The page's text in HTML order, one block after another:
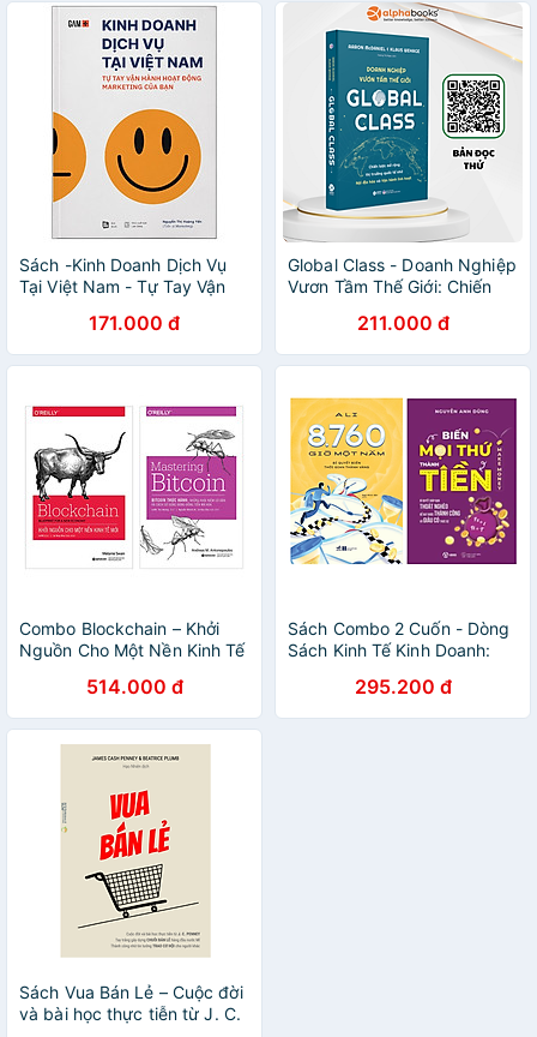
Sách -Kinh Doanh Dịch Vụ
Tại Việt Nam - Tự Tay Vận
171.000 đ
Global Class - Doanh Nghiệp
Vươn Tầm Thế Giới: Chiến
Quốc Tế Nhờ Nội Địa Hóa Và
Vận Hành Linh Hoạt
211.000 đ
Combo Blockchain – Khởi
Nguồn Cho Một Nền Kinh Tế
Những Khái Niệm Cơ Bản Và
Cách Sử Dụng Đúng Đồng
Tiền Mã Hóa
514.000 đ
Sách Combo 2 Cuốn - Dòng
Sách Kinh Tế Kinh Doanh:
Quyết Biến Thời Gian Thành
Vàng nn + Biến Mọi Thứ
295.200 đ
Sách Vua Bán Lẻ – Cuộc đời
và bài học thực tiễn từ J. C.